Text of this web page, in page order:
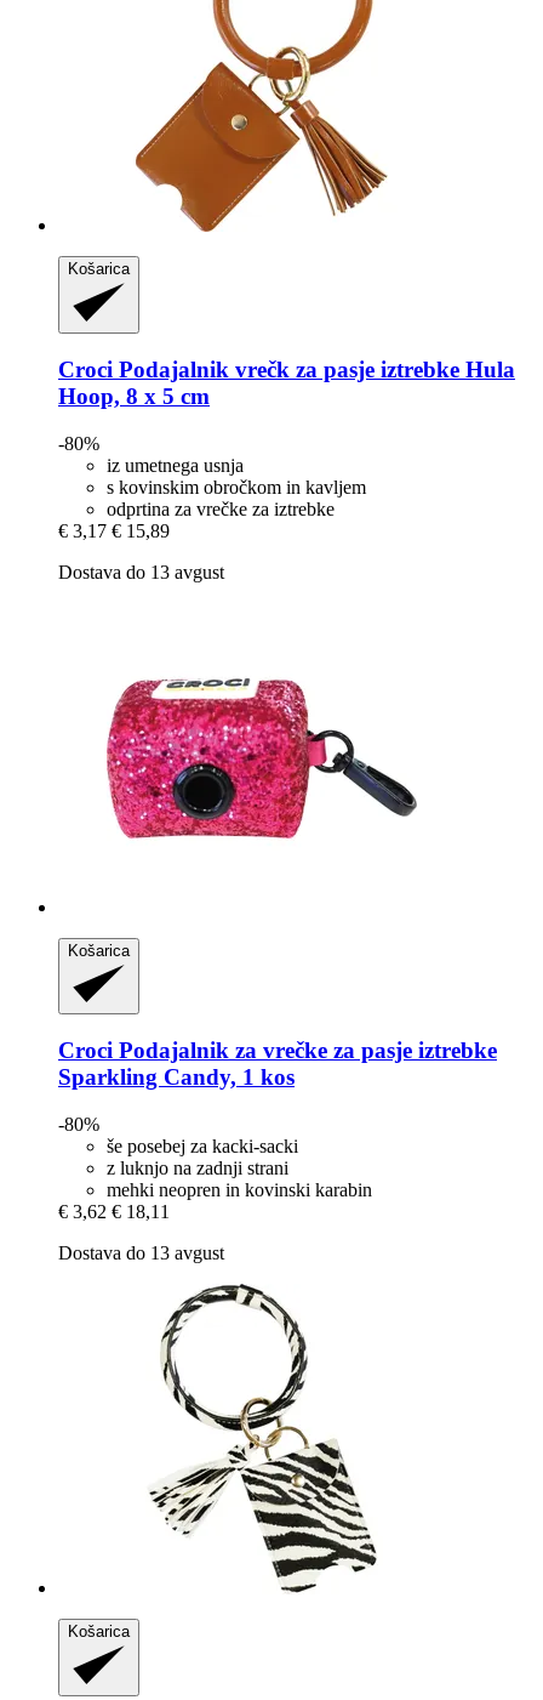
Košarica
Croci Podajalnik vrečk za pasje iztrebke Hula
Hoop, 8 x 5 cm
-80%
iz umetnega usnja
s kovinskim obročkom in kavljem
odprtina za vrečke za iztrebke
€ 3,17 € 15,89
Dostava do 13 avgust
Košarica
Croci Podajalnik za vrečke za pasje iztrebke
Sparkling Candy, 1 kos
-80%
še posebej za kacki-sacki
z luknjo na zadnji strani
mehki neopren in kovinski karabin
€ 3,62 € 18,11
Dostava do 13 avgust
Košarica